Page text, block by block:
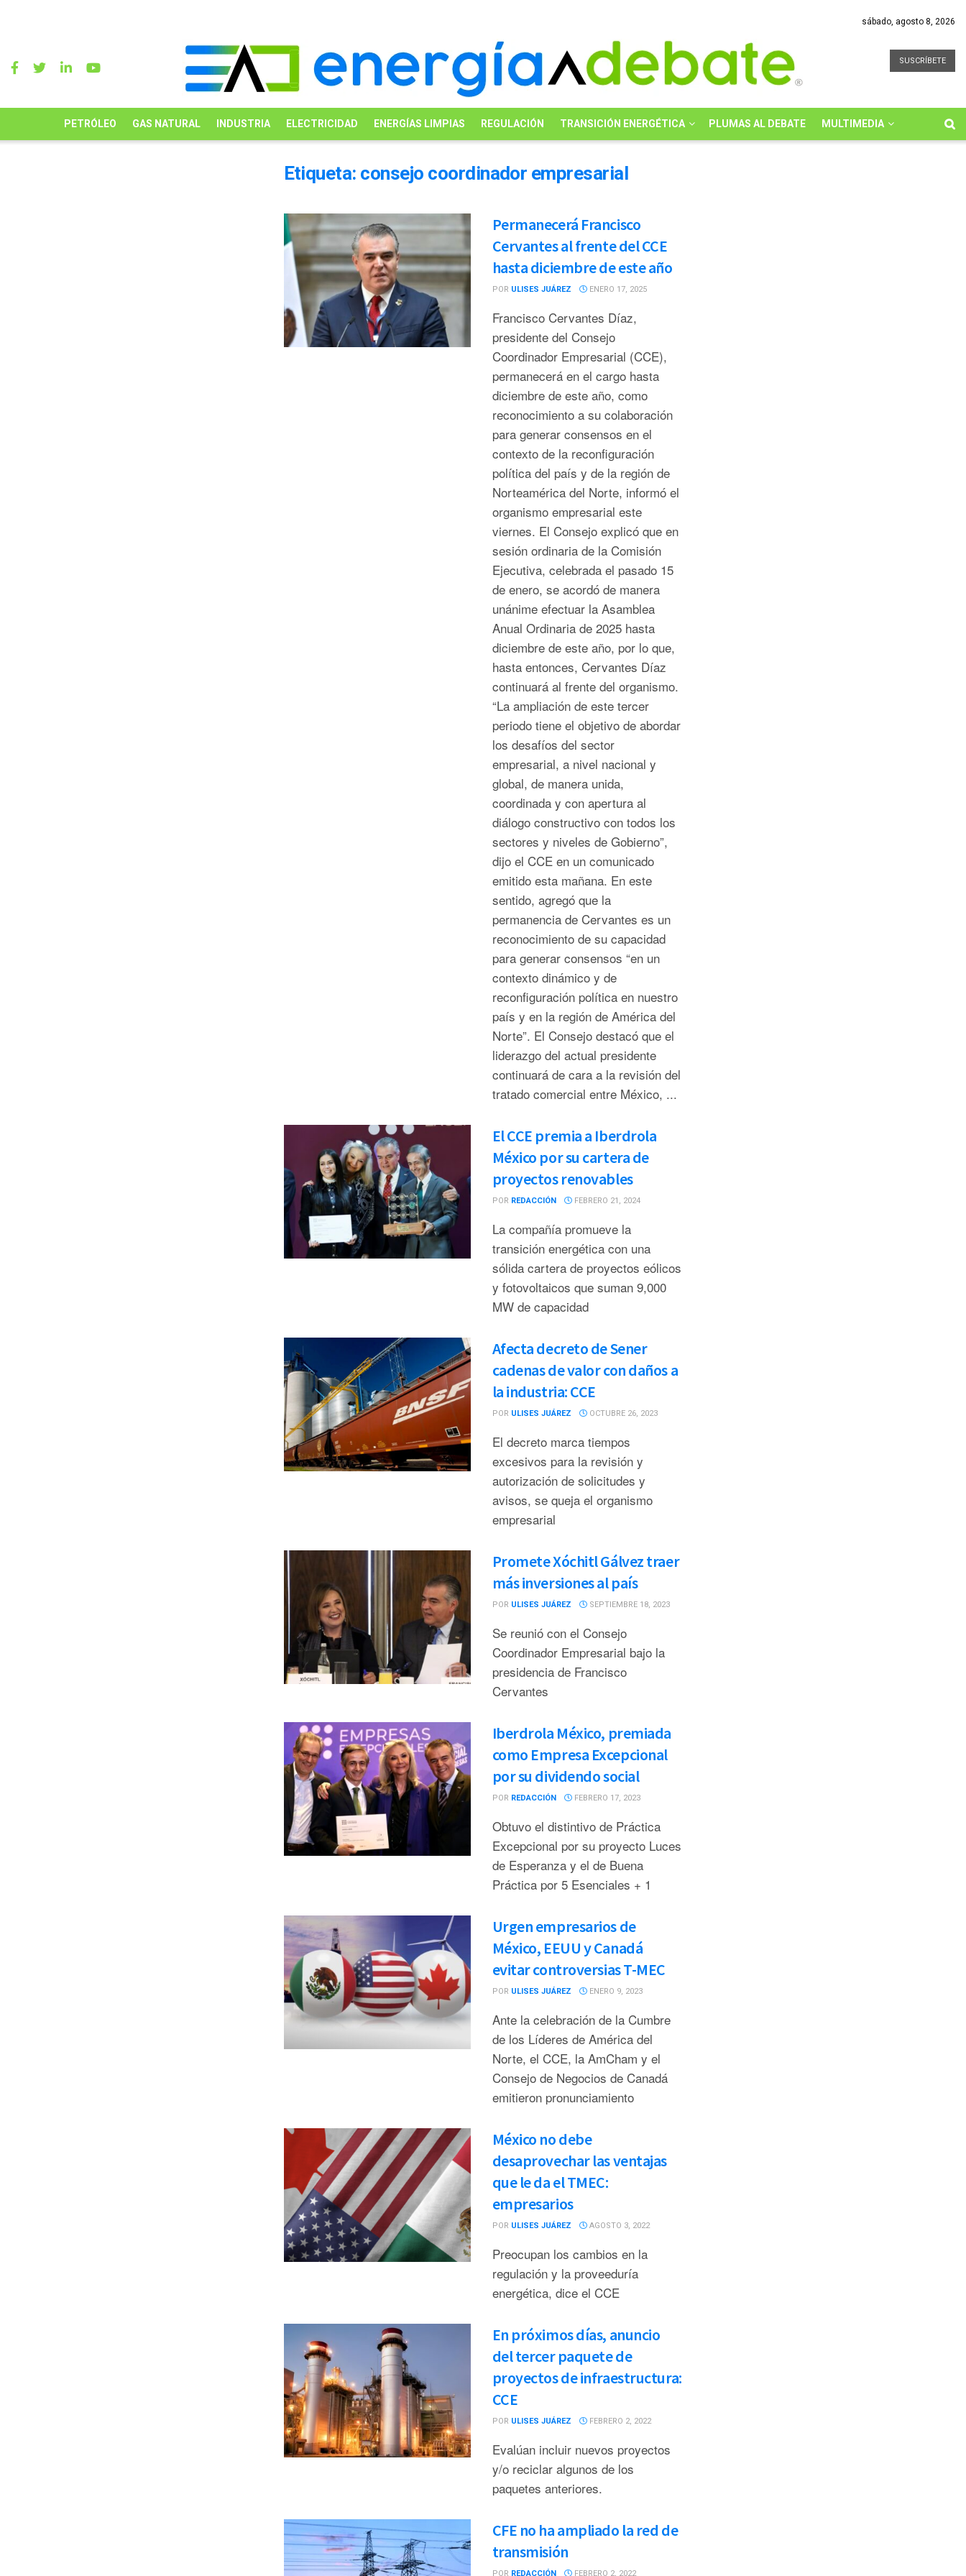
sábado, agosto 8, 2026
SUSCRÍBETE
PETRÓLEO GAS NATURAL INDUSTRIA ELECTRICIDAD ENERGÍAS LIMPIAS REGULACIÓN TRANSICIÓN ENERGÉTICA PLUMAS AL DEBATE MULTIMEDIA
Etiqueta: consejo coordinador empresarial
Permanecerá Francisco
Cervantes al frente del CCE
hasta diciembre de este año
POR ULISES JUÁREZ ENERO 17, 2025
Francisco Cervantes Díaz,
presidente del Consejo
Coordinador Empresarial (CCE),
permanecerá en el cargo hasta
diciembre de este año, como
reconocimiento a su colaboración
para generar consensos en el
contexto de la reconfiguración
política del país y de la región de
Norteamérica del Norte, informó el
organismo empresarial este
viernes. El Consejo explicó que en
sesión ordinaria de la Comisión
Ejecutiva, celebrada el pasado 15
de enero, se acordó de manera
unánime efectuar la Asamblea
Anual Ordinaria de 2025 hasta
diciembre de este año, por lo que,
hasta entonces, Cervantes Díaz
continuará al frente del organismo.
“La ampliación de este tercer
periodo tiene el objetivo de abordar
los desafíos del sector
empresarial, a nivel nacional y
global, de manera unida,
coordinada y con apertura al
diálogo constructivo con todos los
sectores y niveles de Gobierno”,
dijo el CCE en un comunicado
emitido esta mañana. En este
sentido, agregó que la
permanencia de Cervantes es un
reconocimiento de su capacidad
para generar consensos “en un
contexto dinámico y de
reconfiguración política en nuestro
país y en la región de América del
Norte”. El Consejo destacó que el
liderazgo del actual presidente
continuará de cara a la revisión del
tratado comercial entre México, ...
El CCE premia a Iberdrola
México por su cartera de
proyectos renovables
POR REDACCIÓN FEBRERO 21, 2024
La compañía promueve la
transición energética con una
sólida cartera de proyectos eólicos
y fotovoltaicos que suman 9,000
MW de capacidad
Afecta decreto de Sener
cadenas de valor con daños a
la industria: CCE
POR ULISES JUÁREZ OCTUBRE 26, 2023
El decreto marca tiempos
excesivos para la revisión y
autorización de solicitudes y
avisos, se queja el organismo
empresarial
Promete Xóchitl Gálvez traer
más inversiones al país
POR ULISES JUÁREZ SEPTIEMBRE 18, 2023
Se reunió con el Consejo
Coordinador Empresarial bajo la
presidencia de Francisco
Cervantes
Iberdrola México, premiada
como Empresa Excepcional
por su dividendo social
POR REDACCIÓN FEBRERO 17, 2023
Obtuvo el distintivo de Práctica
Excepcional por su proyecto Luces
de Esperanza y el de Buena
Práctica por 5 Esenciales + 1
Urgen empresarios de
México, EEUU y Canadá
evitar controversias T-MEC
POR ULISES JUÁREZ ENERO 9, 2023
Ante la celebración de la Cumbre
de los Líderes de América del
Norte, el CCE, la AmCham y el
Consejo de Negocios de Canadá
emitieron pronunciamiento
México no debe
desaprovechar las ventajas
que le da el TMEC:
empresarios
POR ULISES JUÁREZ AGOSTO 3, 2022
Preocupan los cambios en la
regulación y la proveeduría
energética, dice el CCE
En próximos días, anuncio
del tercer paquete de
proyectos de infraestructura:
CCE
POR ULISES JUÁREZ FEBRERO 2, 2022
Evalúan incluir nuevos proyectos
y/o reciclar algunos de los
paquetes anteriores.
CFE no ha ampliado la red de
transmisión
POR REDACCIÓN FEBRERO 2, 2022